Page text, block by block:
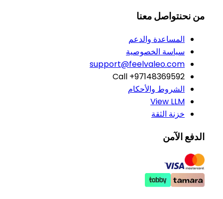
من نحنتواصل معنا
المساعدة والدعم
سياسة الخصوصية
support@feelvaleo.com
Call +97148369592
الشروط والأحكام
View LLM
خزنة الثقة
الدفع الآمن